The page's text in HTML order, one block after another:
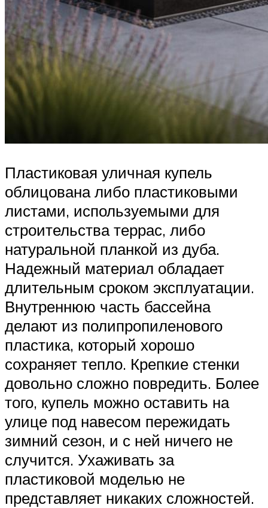
Пластиковая уличная купель
облицована либо пластиковыми
листами, используемыми для
строительства террас, либо
натуральной планкой из дуба.
Надежный материал обладает
длительным сроком эксплуатации.
Внутреннюю часть бассейна
делают из полипропиленового
пластика, который хорошо
сохраняет тепло. Крепкие стенки
довольно сложно повредить. Более
того, купель можно оставить на
улице под навесом пережидать
зимний сезон, и с ней ничего не
случится. Ухаживать за
пластиковой моделью не
представляет никаких сложностей.